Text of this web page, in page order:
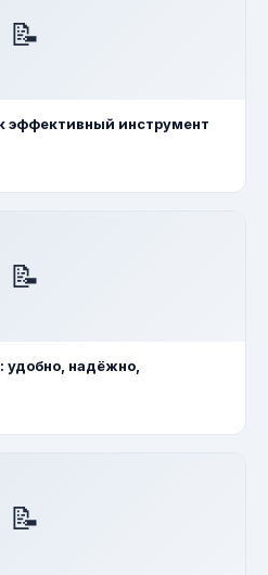
📝
эффективный инструмент
📝
удобно, надёжно,
📝